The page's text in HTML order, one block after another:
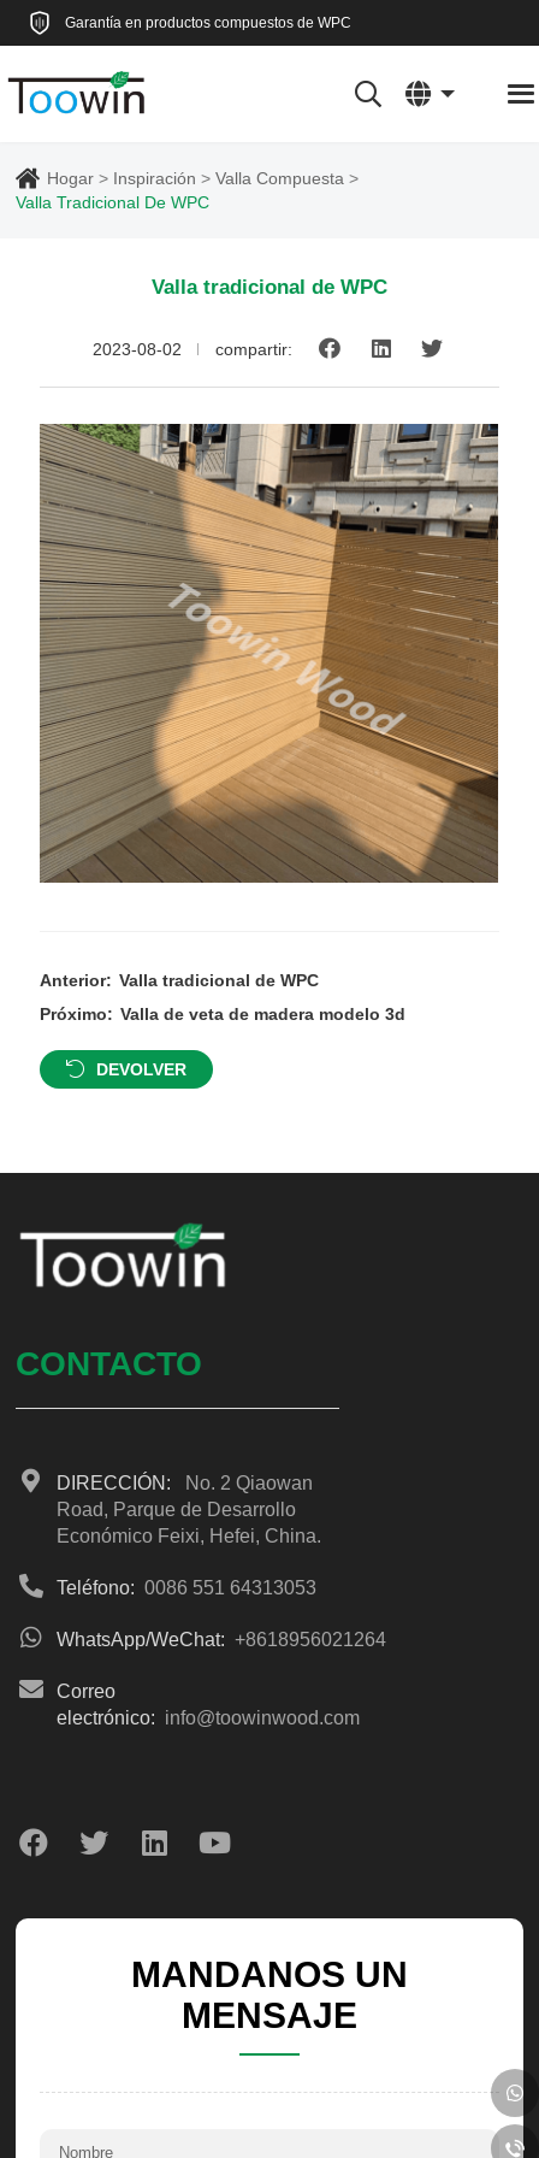
Garantía en productos compuestos de WPC
Hogar Inspiración
Valla Compuesta
Valla Tradicional De WPC
Valla tradicional de WPC
2023-08-02 compartir:
Anterior: Valla tradicional de WPC
Próximo: Valla de veta de madera modelo 3d
DEVOLVER
CONTACTO
DIRECCIÓN:
No. 2 Qiaowan
Road, Parque de Desarrollo
Económico Feixi, Hefei, China.
Teléfono: 0086 551 64313053
WhatsApp/WeChat: +8618956021264
Correo
electrónico: info@toowinwood.com
MANDANOS UN
MENSAJE